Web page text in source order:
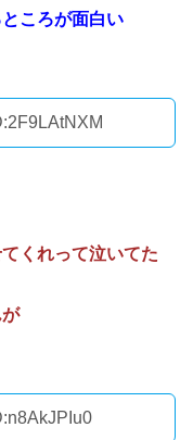
ころが面白い
くれって泣いてた